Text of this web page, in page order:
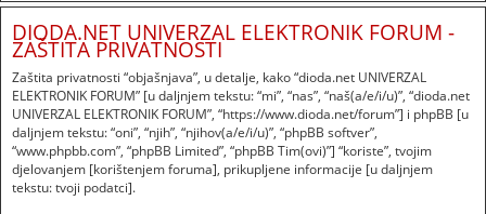
DIODA.NET UNIVERZAL ELEKTRONIK FORUM -
ZAŠTITA PRIVATNOSTI
Zaštita privatnosti “objašnjava”, u detalje, kako “dioda.net UNIVERZAL
ELEKTRONIK FORUM” [u daljnjem tekstu: “mi”, “nas”, “naš(a/e/i/u)”, “dioda.net
UNIVERZAL ELEKTRONIK FORUM”, “https://www.dioda.net/forum”] i phpBB [u
daljnjem tekstu: “oni”, “njih”, “njihov(a/e/i/u)”, “phpBB softver”,
“www.phpbb.com”, “phpBB Limited”, “phpBB Tim(ovi)”] “koriste”, tvojim
djelovanjem [korištenjem foruma], prikupljene informacije [u daljnjem
tekstu: tvoji podatci].